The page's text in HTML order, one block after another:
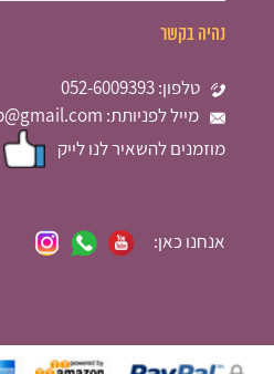
נהיה בקשר
טלפון: 052-6009393
מייל לפניותת: etiflowershop@gmail.com
מוזמנים להשאיר לנו לייק
אנחנו כאן: